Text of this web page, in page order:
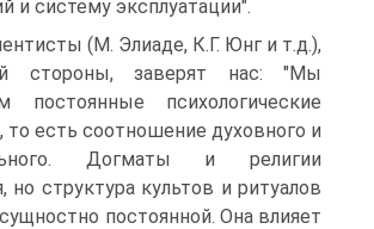
и систему эксплуатации".
(М. Элиаде, К.Г. Юнг и т.д.),
стороны, заверят нас: "Мы
постоянные психологические
то есть соотношение духовного и
Догматы и религии
но структура культов и ритуалов
постоянной. Она влияет